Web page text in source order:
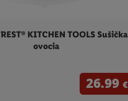
KITCHEN TOOLS Sušička
ovocia
26.99 €